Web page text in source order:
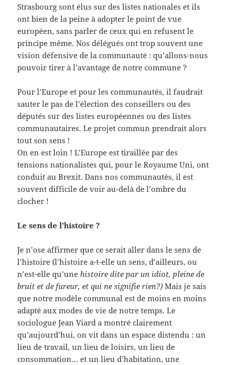
Strasbourg sont élus sur des listes nationales et ils
ont bien de la peine à adopter le point de vue
européen, sans parler de ceux qui en refusent le
principe même. Nos délégués ont trop souvent une
vision défensive de la communauté : qu’allons-nous
pouvoir tirer à l’avantage de notre commune ?
Pour l’Europe et pour les communautés, il faudrait
sauter le pas de l’élection des conseillers ou des
députés sur des listes européennes ou des listes
communautaires. Le projet commun prendrait alors
tout son sens !
On en est loin ! L’Europe est tiraillée par des
tensions nationalistes qui, pour le Royaume Uni, ont
conduit au Brexit. Dans nos communautés, il est
souvent difficile de voir au-delà de l’ombre du
clocher !
Le sens de l’histoire ?
Je n’ose affirmer que ce serait aller dans le sens de
l’histoire (l’histoire a-t-elle un sens, d’ailleurs, ou
n’est-elle qu’une histoire dite par un idiot, pleine de
bruit et de fureur, et qui ne signifie rien?)Mais je sais
que notre modèle communal est de moins en moins
adapté aux modes de vie de notre temps. Le
sociologue Jean Viard a montré clairement
qu’aujourd’hui, on vit dans un espace distendu : un
lieu de travail, un lieu de loisirs, un lieu de
consommation… et un lieu d’habitation, une